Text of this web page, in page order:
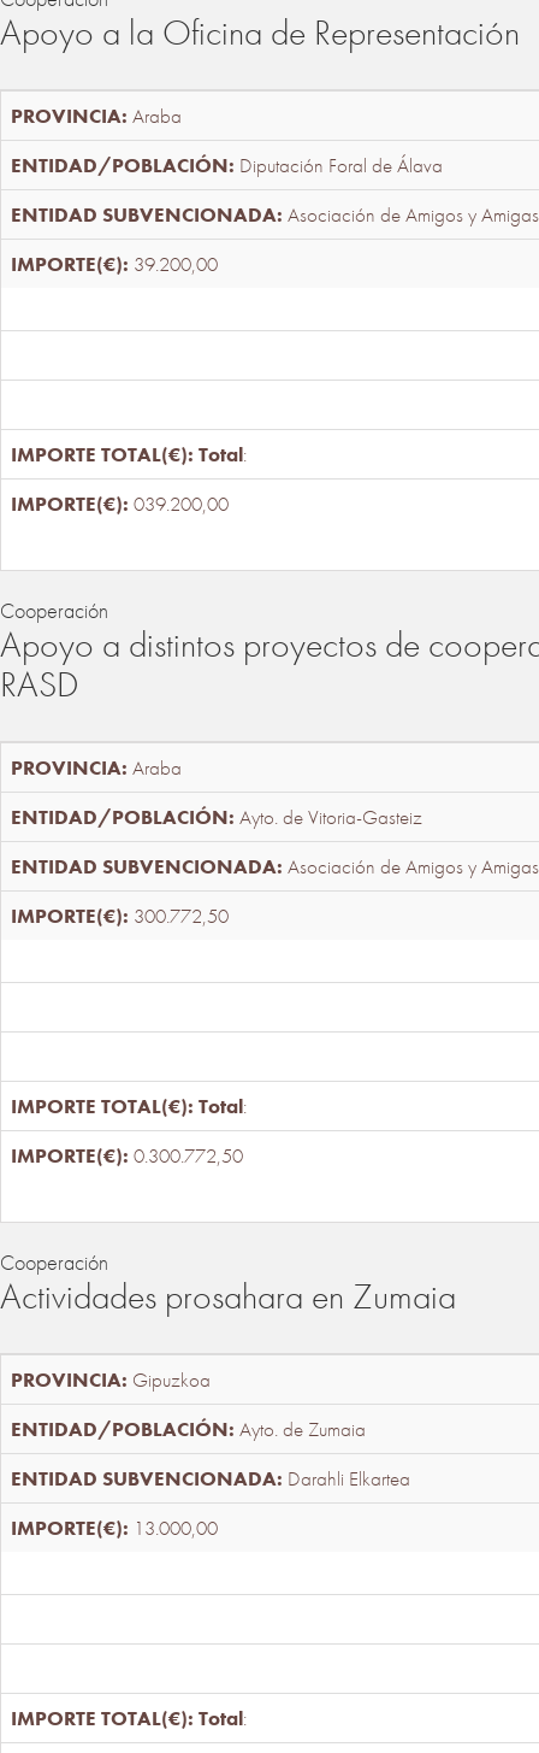
Apoyo a la Oficina de Representación
Araba
Diputación Foral de Álava
Asociación de Amigos y
39.200,00
Total:
039.200,00
Cooperación
Apoyo a distintos proyectos de
RASD
Araba
Ayto. de Vitoria-Gasteiz
Asociación de Amigos y
300.772,50
Total:
0.300.772,50
Cooperación
Actividades prosahara en Zumaia
Gipuzkoa
Ayto. de Zumaia
Darahli Elkartea
13.000,00
Total: